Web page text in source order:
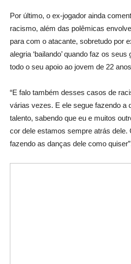
Por último, o ex-jogador ainda
racismo, além das polêmicas
para com o atacante, sobretudo por
alegria ‘bailando’ quando faz os
todo o seu apoio ao jovem de 22
“E falo também desses casos de
várias vezes. E ele segue fazendo a
talento, sabendo que eu e muitos
cor dele estamos sempre atrás dele.
fazendo as danças dele como